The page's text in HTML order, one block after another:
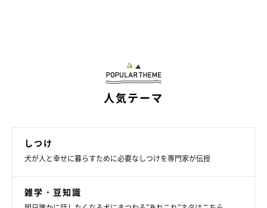
人気テーマ
しつけ
犬が人と幸せに暮らすために必要なしつけを専門家が伝授
雑学・豆知識